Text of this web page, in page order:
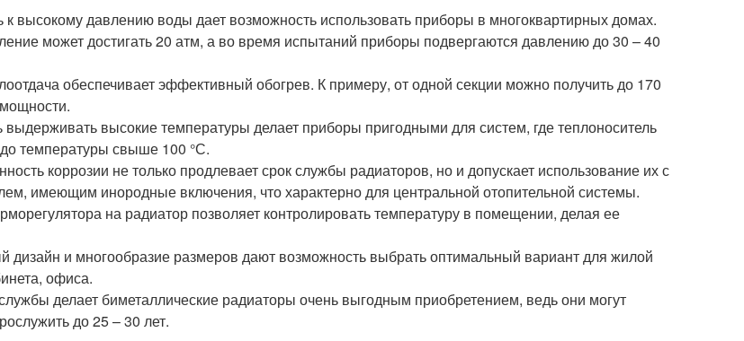
к высокому давлению воды дает возможность использовать приборы в многоквартирных домах.
может достигать 20 атм, а во время испытаний приборы подвергаются давлению до 30 – 40
обеспечивает эффективный обогрев. К примеру, от одной секции можно получить до 170
выдерживать высокие температуры делает приборы пригодными для систем, где теплоноситель
до температуры свыше 100 °С.
коррозии не только продлевает срок службы радиаторов, но и допускает использование их с
имеющим инородные включения, что характерно для центральной отопительной системы.
на радиатор позволяет контролировать температуру в помещении, делая ее
дизайн и многообразие размеров дают возможность выбрать оптимальный вариант для жилой
офиса.
делает биметаллические радиаторы очень выгодным приобретением, ведь они могут
до 25 – 30 лет.